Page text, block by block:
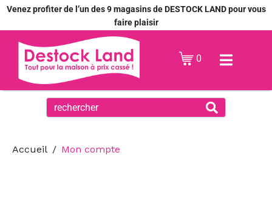
Venez profiter de l’un des 9 magasins de DESTOCK LAND pour vous
faire plaisir
0
Accueil Mon compte